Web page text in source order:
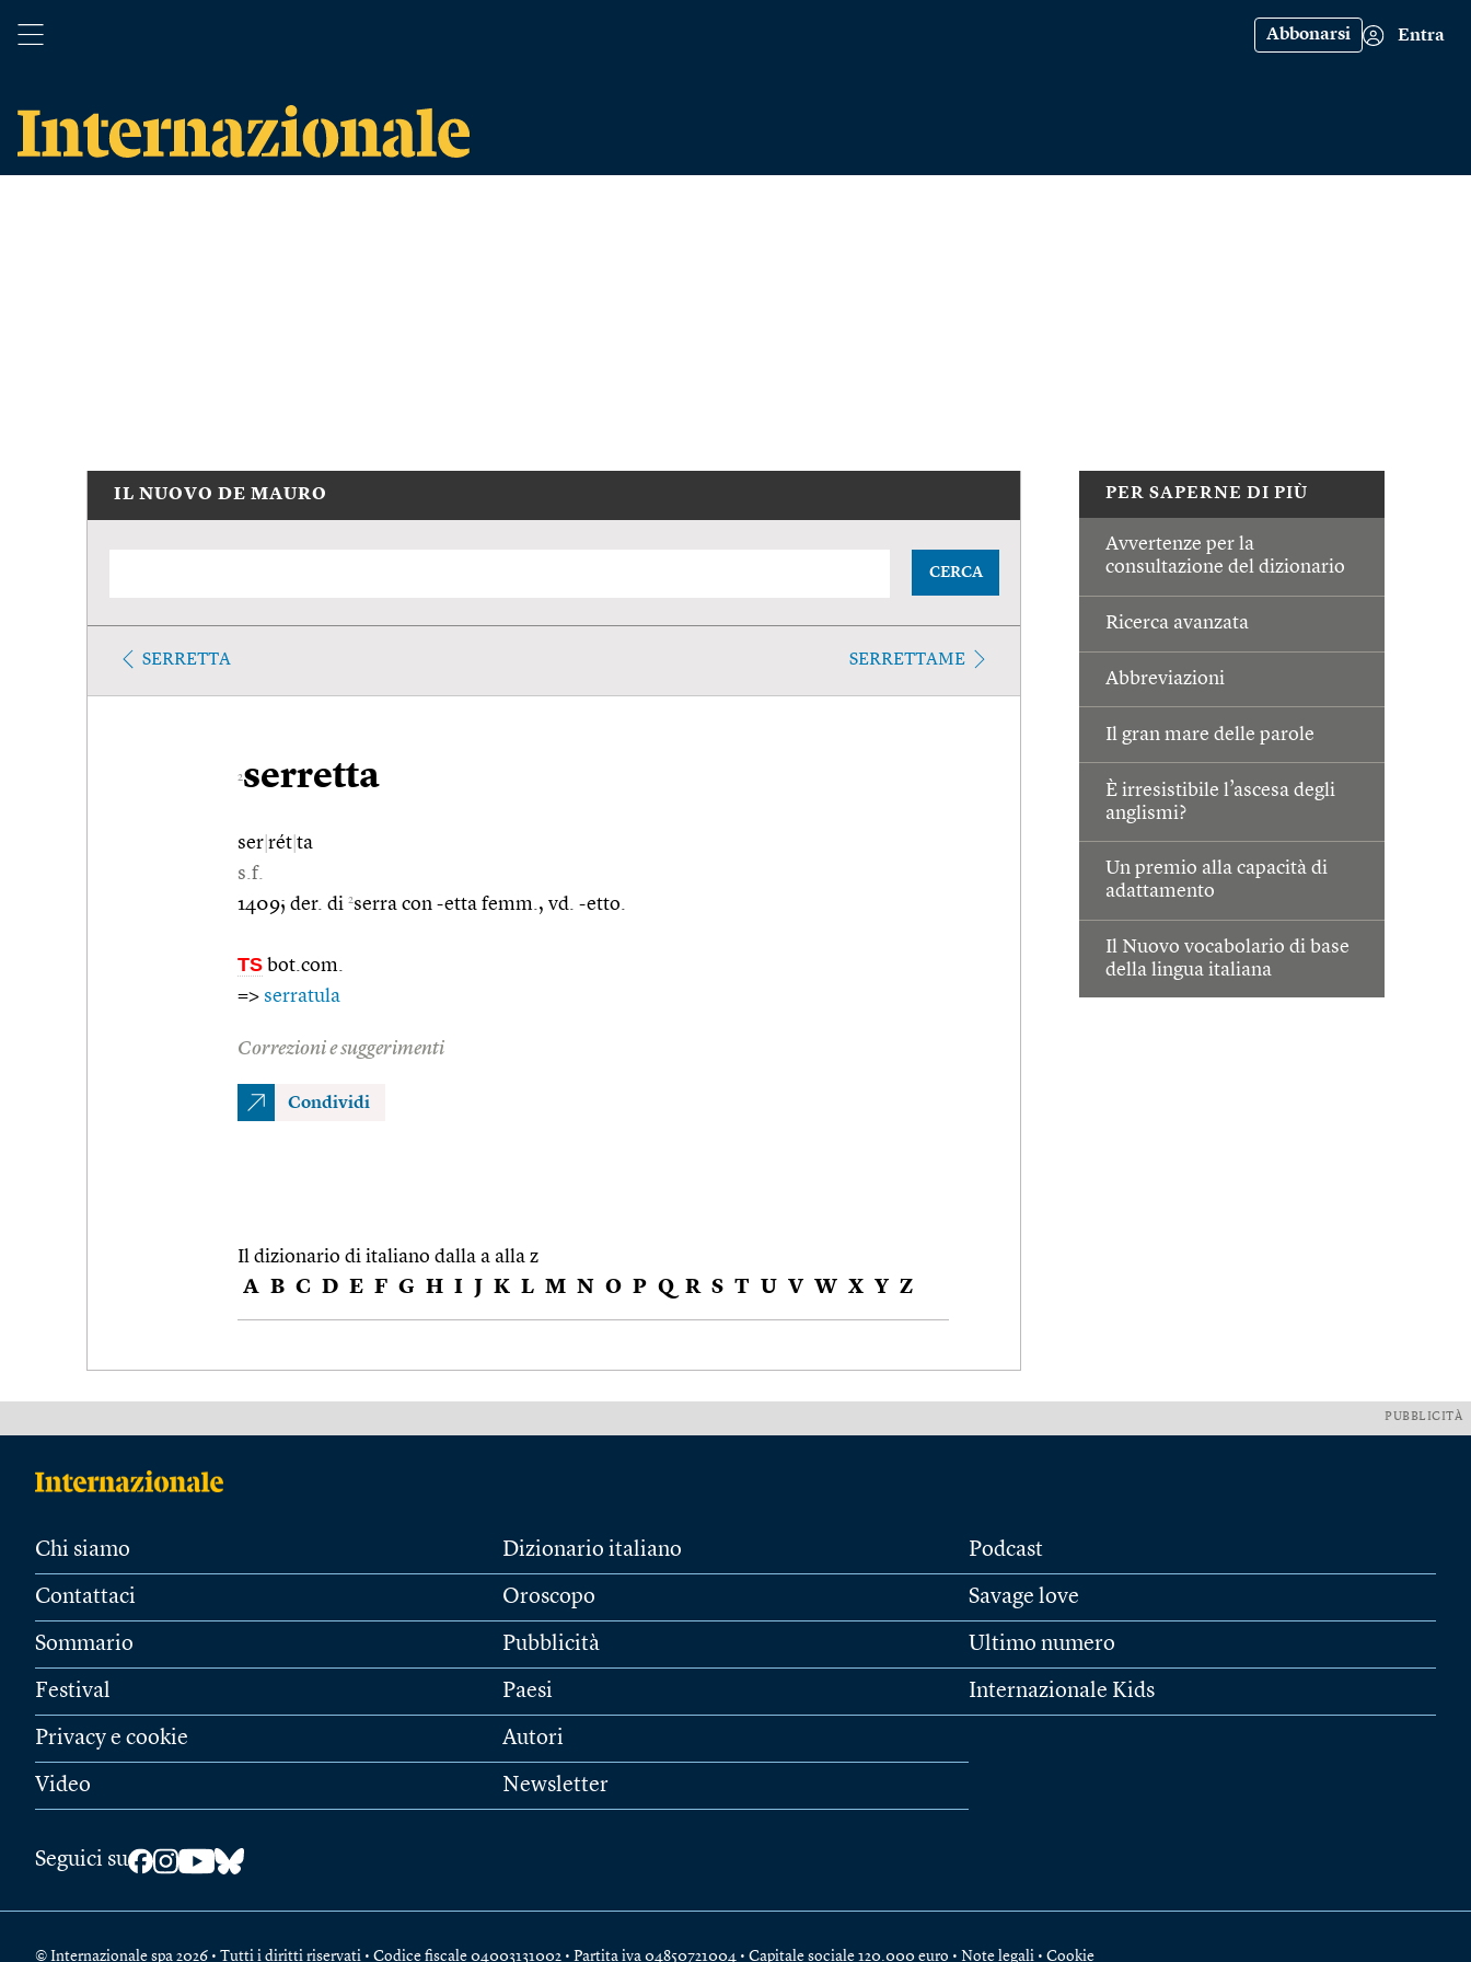
Abbonarsi Entra
PER SAPERNE DI PIÙ
Avvertenze per la
consultazione del dizionario
Ricerca avanzata
Abbreviazioni
Il gran mare delle parole
È irresistibile l’ascesa degli
anglismi?
Un premio alla capacità di
adattamento
Il Nuovo vocabolario di base
della lingua italiana
IL NUOVO DE MAURO
CERCA
SERRETTA SERRETTAME
2serretta
ser rét ta
s.f.
1409; der. di 2serra con -etta femm., vd. -etto.
TS bot.com.
=> serratula
Correzioni e suggerimenti
Condividi
Il dizionario di italiano dalla a alla z
A B C D E F G H I J K L M N O P Q R S T U V W X Y Z
PUBBLICITÀ
Chi siamo
Contattaci
Sommario
Festival
Privacy e cookie
Video
Dizionario italiano
Oroscopo
Pubblicità
Paesi
Autori
Newsletter
Podcast
Savage love
Ultimo numero
Internazionale Kids
Seguici su
© Internazionale spa 2026 • Tutti i diritti riservati • Codice fiscale 04003131002 • Partita iva 04850721004 • Capitale sociale 120.000 euro • Note legali • Cookie